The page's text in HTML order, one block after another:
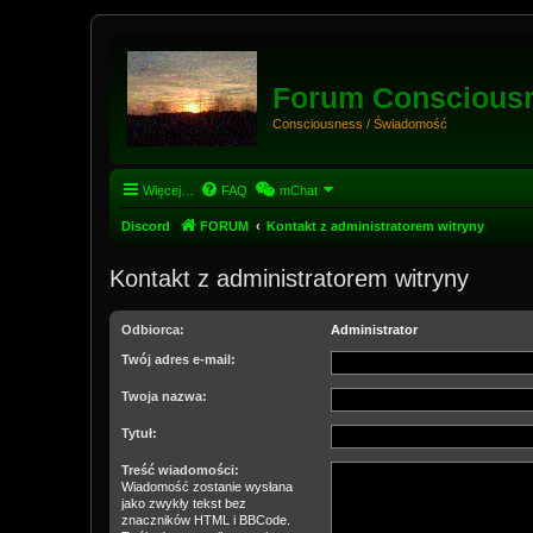
Forum
Consciousness / Świadomość
Więcej… FAQ mChat
Discord FORUM Kontakt z administratorem witryny
Kontakt z administratorem witryny
Odbiorca: Administrator
Twój adres e-mail:
Twoja nazwa:
Tytuł:
Treść wiadomości:
Wiadomość zostanie wysłana
jako zwykły tekst bez
znaczników HTML i BBCode.